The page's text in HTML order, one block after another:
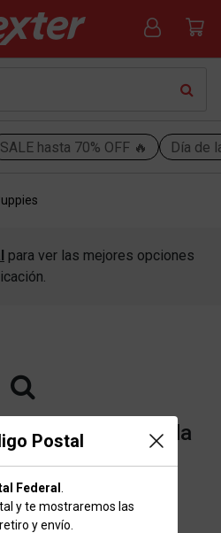
SALE hasta 70% OFF 🔥 Día de
Postal
Federal
y te mostraremos las
y envío.
para ver las mejores opciones
resultados para la
Puppies" que